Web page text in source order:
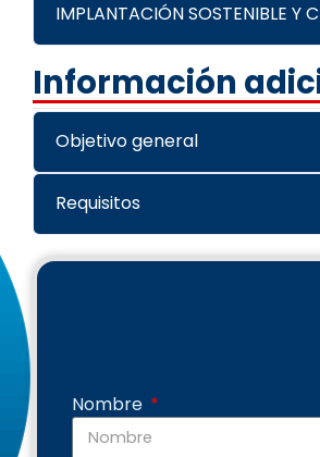
IMPLANTACIÓN SOSTENIBLE Y
Información
Objetivo general
Requisitos
Nombre